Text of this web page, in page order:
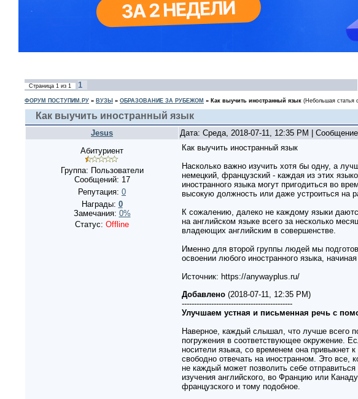
Страница 1 из 1 1
ФОРУМ ПОСТУПИМ.РУ » ВУЗЫ » ОБРАЗОВАНИЕ ЗА РУБЕЖОМ » Как выучить иностранный язык (Небольшая статья
Как выучить иностранный язык
Jesus Дата: Среда, 2018-07-11, 12:35 PM |
Абитуриент
Группа: Пользователи
Сообщений: 17
Репутация: 0
Награды: 0
Замечания: 0%
Статус: Offline
Как выучить иностранный язык
Насколько важно изучить хотя бы одну, а
немецкий, французский - каждая из этих
иностранного языка могут пригодиться во
высокую должность или даже устроиться на
К сожалению, далеко не каждому языки
на английском языке всего за несколько
владеющих английским в совершенстве.
Именно для второй группы людей мы
освоении любого иностранного языка,
Источник: https://anywayplus.ru/
Добавлено (2018-07-11, 12:35 PM)
---------------------------------------------
Улучшаем устная и письменная речь с
Наверное, каждый слышал, что лучше всего
погружения в соответствующее окружение.
носители языка, со временем она привыкнет
свободно отвечать на иностранном. Это все,
не каждый может позволить себе
изучения английского, во Францию ​​или
французского и тому подобное.